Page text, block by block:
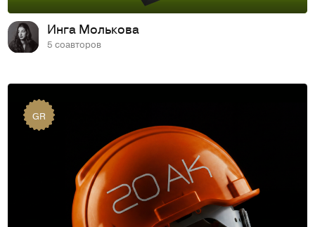
Инга Молькова
5 соавторов
GR